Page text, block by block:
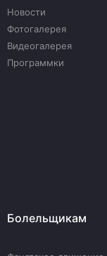
Новости
Фотогалерея
Видеогалерея
Программки
Болельщикам